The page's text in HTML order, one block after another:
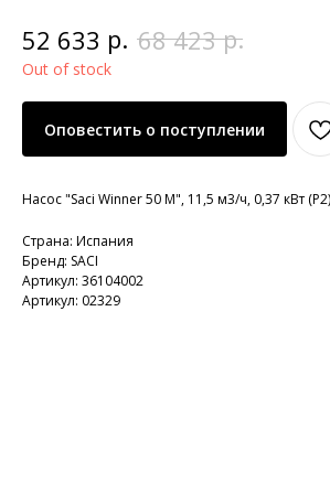
52 633 р. 68 423 р.
Out of stock
Оповестить о поступлении
Насос "Saci Winner 50 M", 11,5 м3/ч, 0,37 кВт
Страна: Испания
Бренд: SACI
Артикул: 36104002
Артикул: 02329